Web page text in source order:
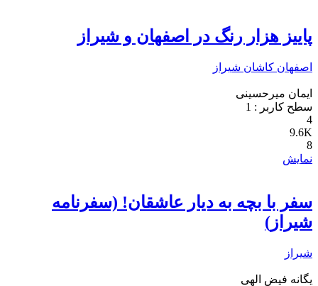
پاییز هزار رنگ در اصفهان و شیراز
اصفهان کاشان شیراز
ایمان میرحسینی
سطح کاربر : 1
4
9.6K
8
نمایش
سفر با بچه به دیار عاشقان! (سفرنامه
شیراز)
شیراز
یگانه فیض الهی